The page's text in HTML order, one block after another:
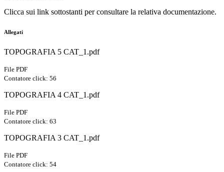
Clicca sui link sottostanti per consultare la relativa documentazione.
Allegati
TOPOGRAFIA 5 CAT_1.pdf
File PDF
Contatore click: 56
TOPOGRAFIA 4 CAT_1.pdf
File PDF
Contatore click: 63
TOPOGRAFIA 3 CAT_1.pdf
File PDF
Contatore click: 54